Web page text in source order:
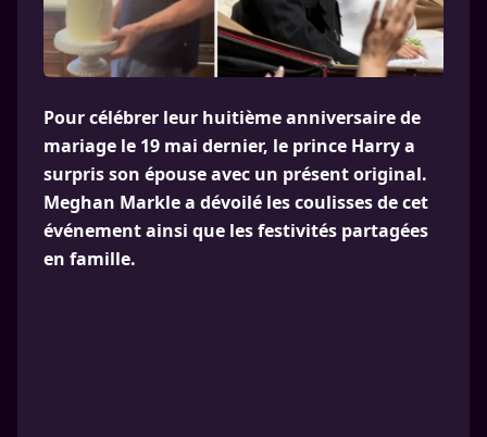
Pour célébrer leur huitième anniversaire de
mariage le 19 mai dernier, le prince Harry a
surpris son épouse avec un présent original.
Meghan Markle a dévoilé les coulisses de cet
événement ainsi que les festivités partagées
en famille.